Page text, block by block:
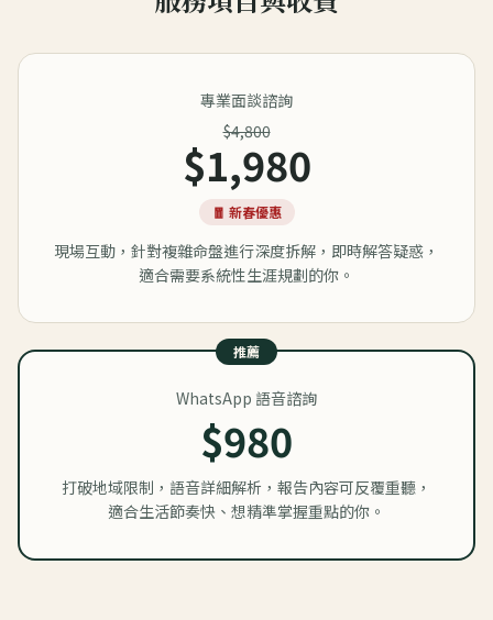
專業面談諮詢
$4,800
$1,980
🧧 新春優惠
現場互動，針對複雜命盤進行深度拆解，即時解答疑惑，
適合需要系統性生涯規劃的你。
推薦
WhatsApp 語音諮詢
$980
打破地域限制，語音詳細解析，報告內容可反覆重聽，
適合生活節奏快、想精準掌握重點的你。